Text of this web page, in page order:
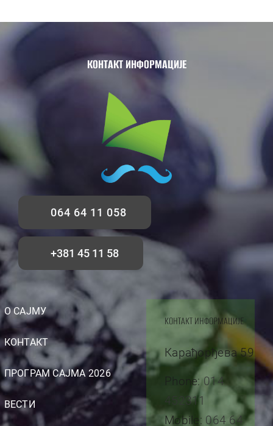
КОНТАКТ ИНФОРМАЦИЈЕ
064 64 11 058
+381 45 11 58
О САЈМУ
КОНТАКТ
ПРОГРАМ САЈМА 2026
ВЕСТИ
КОНТАКТ ИНФОРМАЦИЈЕ
Карађорђева 59
Phone:014
452311
Mobile: 064 64